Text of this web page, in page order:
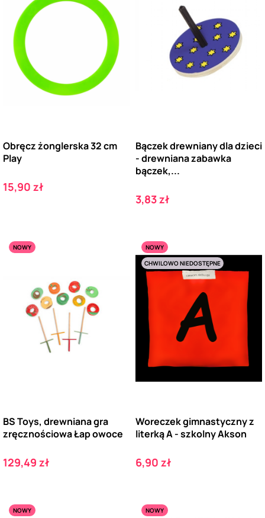
Obręcz żonglerska 32 cm
Play
Cena
15,90 zł
Bączek drewniany dla dzieci
- drewniana zabawka
bączek,...
Cena
3,83 zł
NOWY
BS Toys, drewniana gra
zręcznościowa Łap owoce
Cena
129,49 zł
NOWY
CHWILOWO NIEDOSTĘPNE
Woreczek gimnastyczny z
literką A - szkolny Akson
Cena
6,90 zł
NOWY NOWY